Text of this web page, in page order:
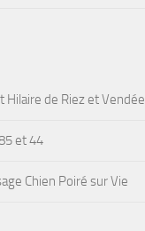
Hilaire de Riez et Vendée
et 44
Chien Poiré sur Vie